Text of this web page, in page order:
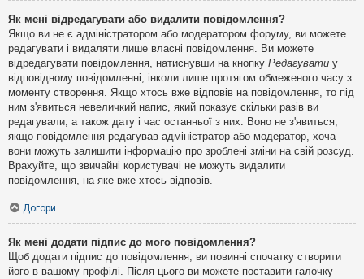
Як мені відредагувати або видалити повідомлення?
Якщо ви не є адміністратором або модератором форуму, ви можете
редагувати і видаляти лише власні повідомлення. Ви можете
відредагувати повідомлення, натиснувши на кнопку Редагувати у
відповідному повідомленні, інколи лише протягом обмеженого часу з
моменту створення. Якщо хтось вже відповів на повідомлення, то під
ним з'явиться невеличкий напис, який показує скільки разів ви
редагували, а також дату і час останньої з них. Воно не з'явиться,
якщо повідомлення редагував адміністратор або модератор, хоча
вони можуть залишити інформацію про зроблені зміни на свій розсуд.
Врахуйте, що звичайні користувачі не можуть видалити
повідомлення, на яке вже хтось відповів.
Догори
Як мені додати підпис до мого повідомлення?
Щоб додати підпис до повідомлення, ви повинні спочатку створити
його в вашому профілі. Після цього ви можете поставити галочку